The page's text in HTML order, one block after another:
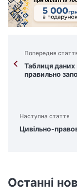
Попередня
Таблиця даних
правильно
Наступна стаття
Цивільно-
Останні